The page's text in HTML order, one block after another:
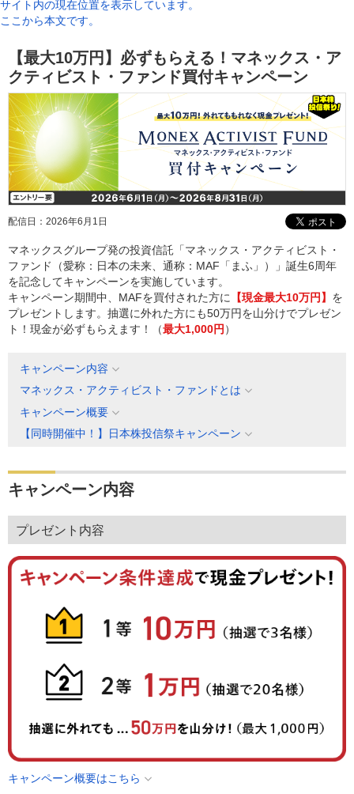
サイト内の現在位置を表示しています。
ここから本文です。
【最大10万円】必ずもらえる！マネックス・ア
クティビスト・ファンド買付キャンペーン
配信日： 2026年6月1日
マネックスグループ発の投資信託「マネックス・アクティビスト・
ファンド（愛称：日本の未来、通称：MAF「まふ」）」誕生6周年
を記念してキャンペーンを実施しています。
キャンペーン期間中、MAFを買付された方に
【現金最大10万円】 を
プレゼントします。抽選に外れた方にも50万円を山分けでプレゼン
ト！現金が必ずもらえます！（最大1,000円 ）
キャンペーン内容
マネックス・アクティビスト・ファンドとは
キャンペーン概要
【同時開催中！】日本株投信祭キャンペーン
キャンペーン内容
プレゼント内容
キャンペーン概要はこちら